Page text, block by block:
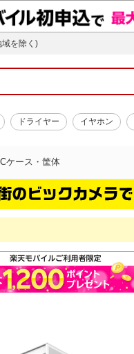
を除く)
ドライヤー イヤホン
ケース・筐体